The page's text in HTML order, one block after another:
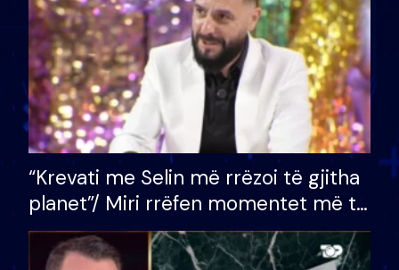
“Krevati me Selin më rrëzoi të gjitha
planet”/ Miri rrëfen momentet më të
bukura në shtëpinë e BB VIP: Do më
mungojë zilja e mëngjesit kur…